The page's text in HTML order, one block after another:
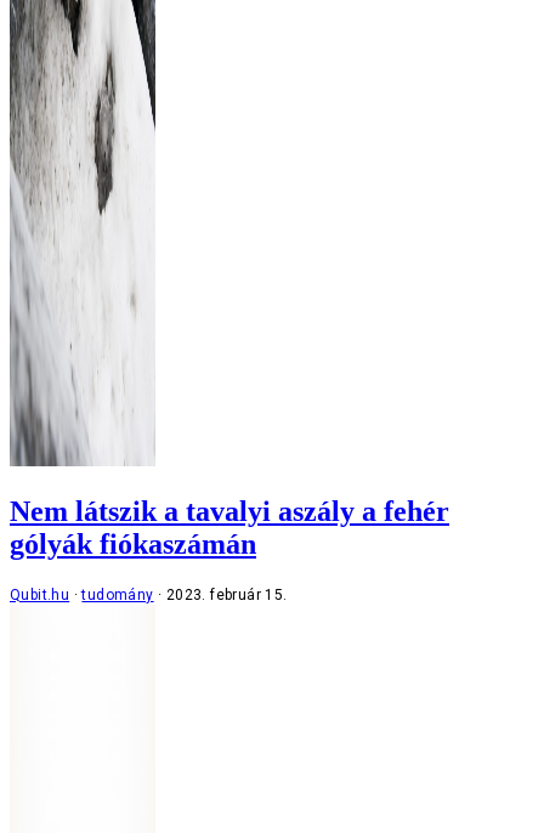
Nem látszik a tavalyi aszály a fehér
gólyák fiókaszámán
Qubit.hu tudomány 2023. február 15.